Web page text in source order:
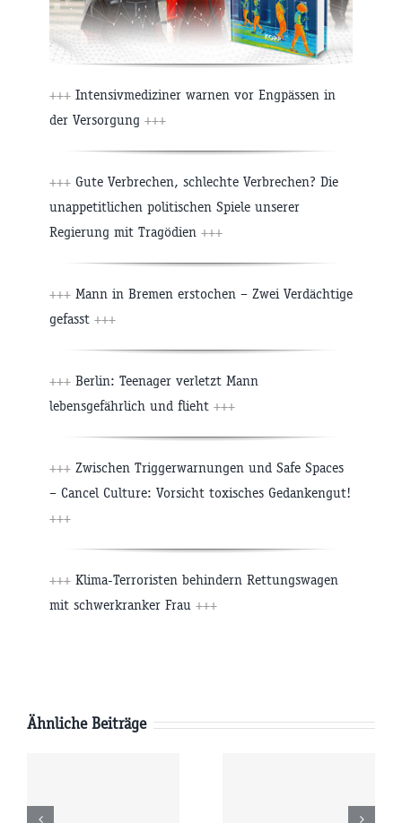
+++ Intensivmediziner warnen vor Engpässen in
der Versorgung +++
+++ Gute Verbrechen, schlechte Verbrechen? Die
unappetitlichen politischen Spiele unserer
Regierung mit Tragödien +++
+++ Mann in Bremen erstochen – Zwei Verdächtige
gefasst +++
+++ Berlin: Teenager verletzt Mann
lebensgefährlich und flieht +++
+++ Zwischen Triggerwarnungen und Safe Spaces
– Cancel Culture: Vorsicht toxisches Gedankengut!
+++
+++ Klima-Terroristen behindern Rettungswagen
mit schwerkranker Frau +++
Ähnliche Beiträge
Donnerstag